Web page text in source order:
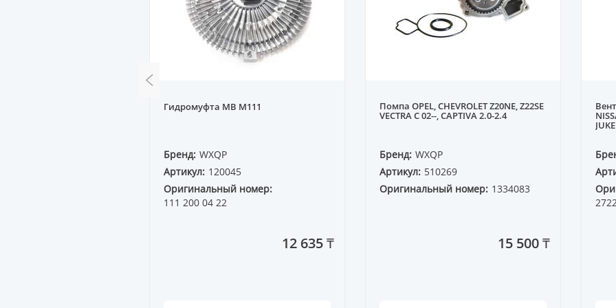
Гидромуфта MB M111
Бренд: WXQP
Артикул: 120045
Оригинальный номер:
111 200 04 22
12 635 ₸
Помпа OPEL, CHEVROLET Z20NE, Z22SE
VECTRA C 02--, CAPTIVA 2.0-2.4
Бренд: WXQP
Артикул: 510269
Оригинальный номер: 1334083
15 500 ₸
JUKE